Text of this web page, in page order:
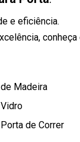
e eficiência.
de Madeira
Vidro
Porta de Correr